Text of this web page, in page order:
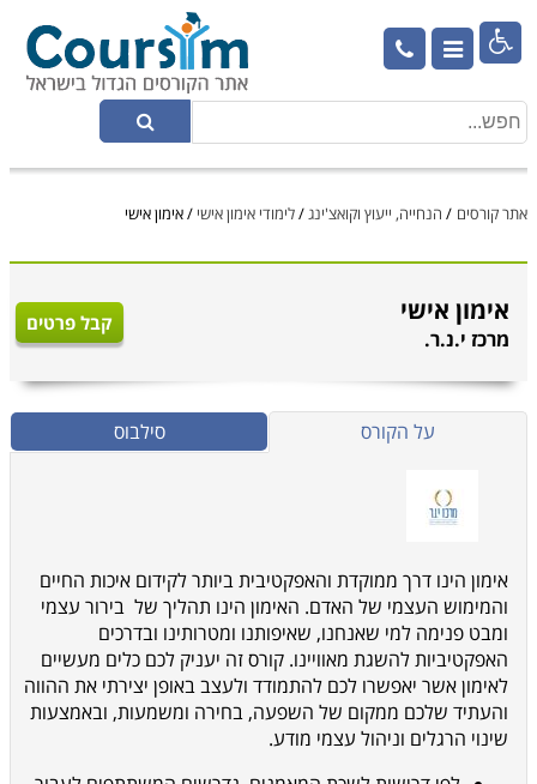

אתר קורסים / הנחייה, ייעוץ וקואצ'ינג/לימודי אימון אישי /אימון אישי
אימון אישי
מרכז י.נ.ר.
קבל פרטים
על הקורס סילבוס
אימון הינו דרך ממוקדת והאפקטיבית ביותר לקידום איכות החיים
והמימוש העצמי של האדם. האימון הינו תהליך של בירור עצמי
ומבט פנימה למי שאנחנו, שאיפותנו ומטרותינו ובדרכים
האפקטיביות להשגת מאוויינו. קורס זה יעניק לכם כלים מעשיים
לאימון אשר יאפשרו לכם להתמודד ולעצב באופן יצירתי את ההווה
והעתיד שלכם ממקום של השפעה, בחירה ומשמעות, ובאמצעות
שינוי הרגלים וניהול עצמי מודע.